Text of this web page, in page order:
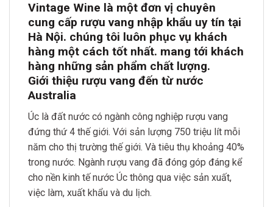
Vintage Wine là một đơn vị chuyên
cung cấp rượu vang nhập khẩu uy tín tại
Hà Nội. chúng tôi luôn phục vụ khách
hàng một cách tốt nhất. mang tới khách
hàng những sản phẩm chất lượng.
Giới thiệu rượu vang đến từ nước
Australia
Úc là đất nước có ngành công nghiệp rượu vang
đứng thứ 4 thế giới. Với sản lượng 750 triệu lít mỗi
năm cho thị trường thế giới. Và tiêu thụ khoảng 40%
trong nước. Ngành rượu vang đã đóng góp đáng kể
cho nền kinh tế nước Úc thông qua việc sản xuất,
việc làm, xuất khẩu và du lịch.